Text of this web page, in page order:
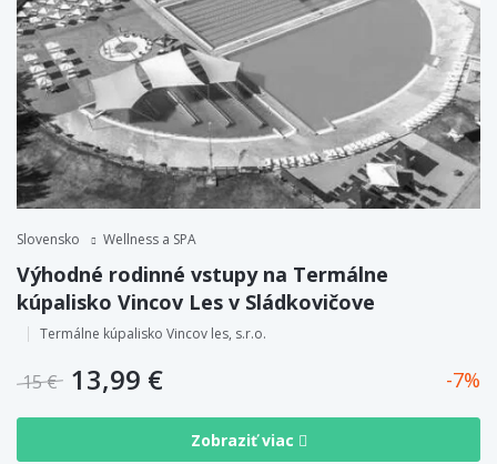
Slovensko Wellness a SPA
Výhodné rodinné vstupy na Termálne
kúpalisko Vincov Les v Sládkovičove
Termálne kúpalisko Vincov les, s.r.o.
15 € 13,99 € 7
Zobraziť viac